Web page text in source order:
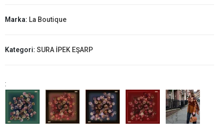
Marka: La Boutique
Kategori: SURA İPEK EŞARP
: